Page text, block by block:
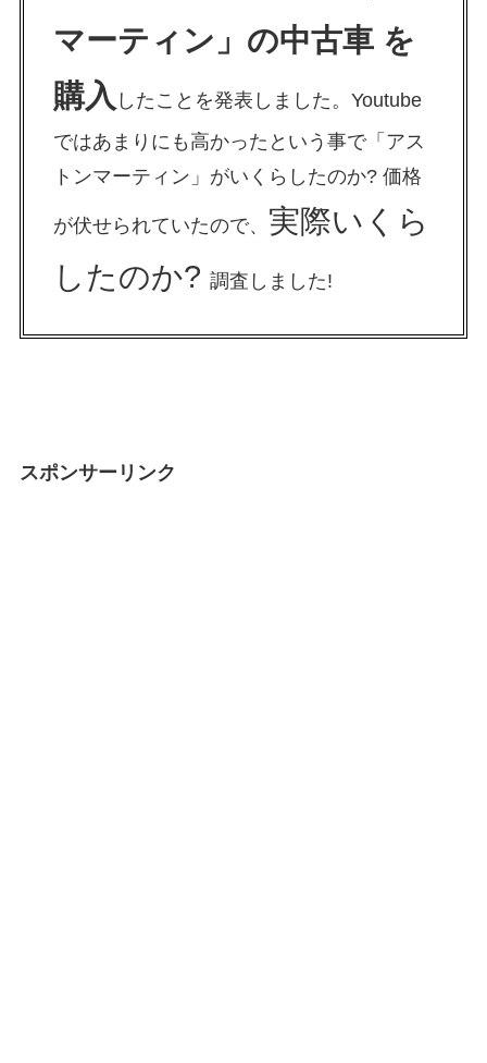
マーティン」の中古車 を
購入 したことを発表しました。Youtube
ではあまりにも高かったという事で「アス
トンマーティン」がいくらしたのか? 価格
が伏せられていたので、 実際いくら
したのか? 調査しました!
スポンサーリンク